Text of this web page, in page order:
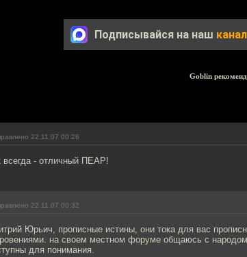
Подписывайся на наш
Goblin
22.11.07 00:26
всегда - отличный ПЕАР!
22.11.07 00:32
Юрьич, прописные истины, они тока для вас
на своем местном форуме общаюсь с
для понимания.